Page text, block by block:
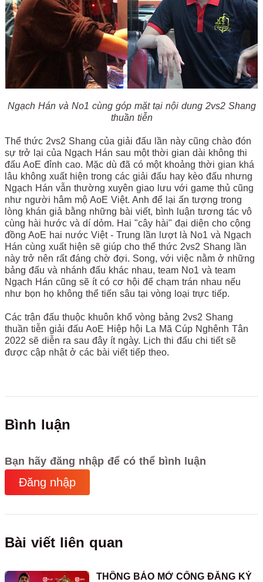
Ngạch Hán và No1 cùng góp mặt tại nội dung 2vs2 Shang
thuần tiễn
Thể thức 2vs2 Shang của giải đấu lần này cũng chào đón
sự trở lại của Ngạch Hán sau một thời gian dài không thi
đấu AoE đỉnh cao. Mặc dù đã có một khoảng thời gian khá
lâu không xuất hiện trong các giải đấu hay kèo đấu nhưng
Ngạch Hán vẫn thường xuyên giao lưu với game thủ cũng
như người hâm mộ AoE Việt. Anh để lại ấn tượng trong
lòng khán giả bằng những bài viết, bình luận tương tác vô
cùng hài hước và dí dỏm. Hai "cây hài" đại diện cho cộng
đồng AoE hai nước Việt - Trung lần lượt là No1 và Ngạch
Hán cùng xuất hiện sẽ giúp cho thể thức 2vs2 Shang lần
này trở nên rất đáng chờ đợi. Song, với việc nằm ở những
bảng đấu và nhánh đấu khác nhau, team No1 và team
Ngạch Hán cũng sẽ ít có cơ hội để chạm trán nhau nếu
như bọn họ không thể tiến sâu tại vòng loại trực tiếp.
Các trận đấu thuộc khuôn khổ vòng bảng 2vs2 Shang
thuần tiễn giải đấu AoE Hiệp hội La Mã Cúp Nghênh Tân
2022 sẽ diễn ra sau đây ít ngày. Lịch thi đấu chi tiết sẽ
được cập nhật ở các bài viết tiếp theo.
Bình luận
Bạn hãy đăng nhập để có thể bình luận
Đăng nhập
Bài viết liên quan
THÔNG BÁO MỞ CỔNG ĐĂNG KÝ